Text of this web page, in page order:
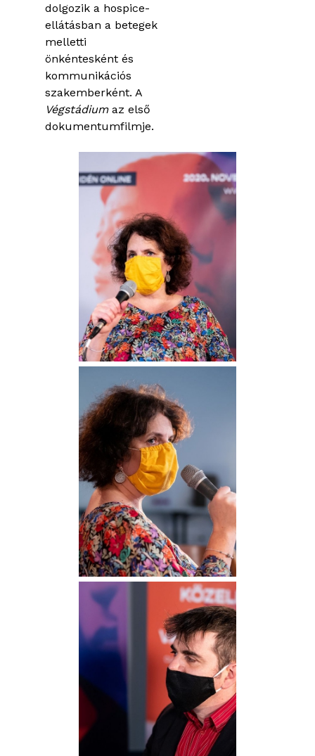
dolgozik a hospice-
ellátásban a betegek
melletti
önkéntesként és
kommunikációs
szakemberként. A
Végstádiumaz első
dokumentumfilmje.